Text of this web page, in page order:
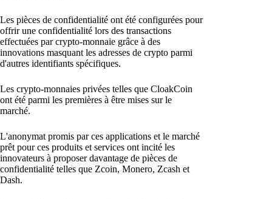
Les pièces de confidentialité ont été configurées pour
offrir une confidentialité lors des transactions
effectuées par crypto-monnaie grâce à des
innovations masquant les adresses de crypto parmi
d'autres identifiants spécifiques.
Les crypto-monnaies privées telles que CloakCoin
ont été parmi les premières à être mises sur le
marché.
L'anonymat promis par ces applications et le marché
prêt pour ces produits et services ont incité les
innovateurs à proposer davantage de pièces de
confidentialité telles que Zcoin, Monero, Zcash et
Dash.